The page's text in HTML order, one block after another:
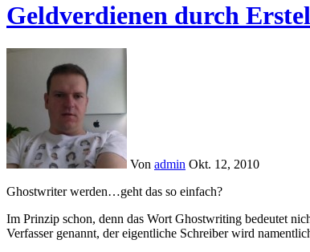
Geldverdienen durch
Von admin Okt. 12, 2010
Ghostwriter werden…geht das so einfach?
Im Prinzip schon, denn das Wort Ghostwriting bedeutet
Verfasser genannt, der eigentliche Schreiber wird